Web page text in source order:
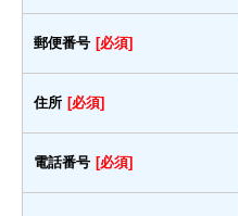
郵便番号 [必須]
住所 [必須]
電話番号 [必須]